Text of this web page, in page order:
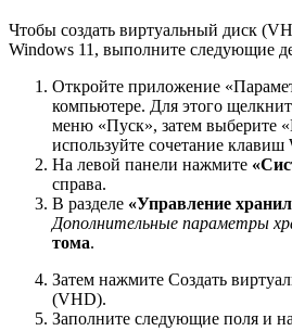
Чтобы создать виртуальный диск
Windows 11, выполните следующие
Откройте приложение
компьютере. Для этого
меню «Пуск», затем выберите
используйте сочетание клавиш
На левой панели нажмите
справа.
В разделе «Управление
Дополнительные параметры
тома.
Затем нажмите Создать
(VHD).
Заполните следующие поля и